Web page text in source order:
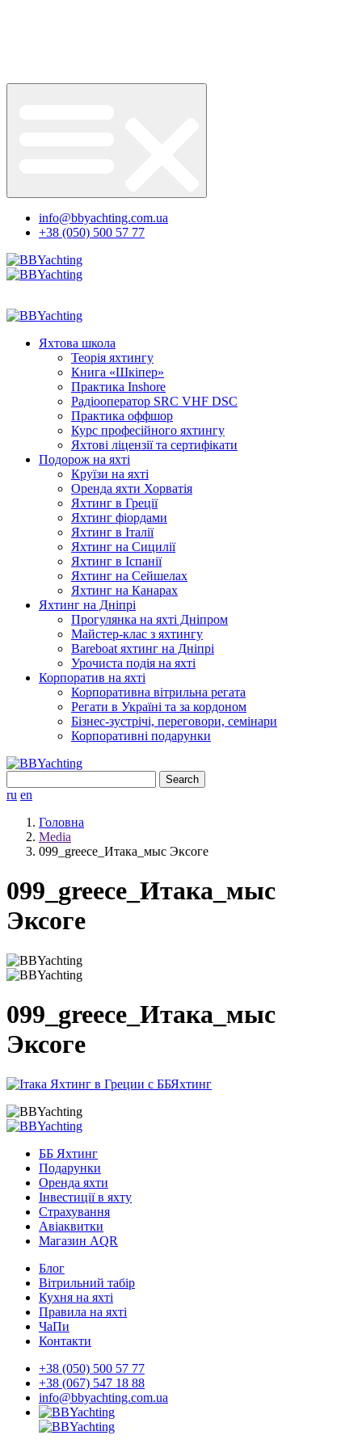
info@bbyachting.com.ua
+38 (050) 500 57 77
Яхтова школа
Теорія яхтингу
Книга «Шкіпер»
Практика Inshore
Радіооператор SRC VHF DSC
Практика оффшор
Курс професійного яхтингу
Яхтові ліцензії та сертифікати
Подорож на яхті
Круїзи на яхті
Оренда яхти Хорватія
Яхтинг в Греції
Яхтинг фіордами
Яхтинг в Італії
Яхтинг на Сицилії
Яхтинг в Іспанії
Яхтинг на Сейшелах
Яхтинг на Канарах
Яхтинг на Дніпрі
Прогулянка на яхті Дніпром
Майстер-клас з яхтингу
Bareboat яхтинг на Дніпрі
Урочиста подія на яхті
Корпоратив на яхті
Корпоративна вітрильна регата
Регати в Україні та за кордоном
Бізнес-зустрічі, переговори, семінари
Корпоративні подарунки
for:
ru en
Головна
Media
099_greece_Итака_мыс Эксоге
099_greece_Итака_мыс
Эксоге
099_greece_Итака_мыс
Эксоге
ББ Яхтинг
Подарунки
Оренда яхти
Інвестиції в яхту
Страхування
Авіаквитки
Магазин AQR
Блог
Вітрильний табір
Кухня на яхті
Правила на яхті
ЧаПи
Контакти
+38 (050) 500 57 77
+38 (067) 547 18 88
info@bbyachting.com.ua